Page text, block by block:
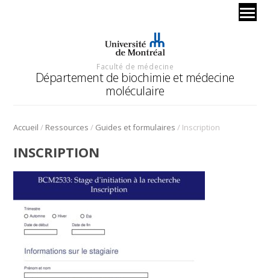
Faculté de médecine
Département de biochimie et médecine
moléculaire
Accueil / Ressources / Guides et formulaires / Inscription
INSCRIPTION